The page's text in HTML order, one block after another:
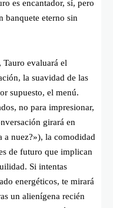
es encantador, sí, pero
banquete eterno sin
Tauro evaluará el
la suavidad de las
supuesto, el menú.
no para impresionar,
girará en
a nuez?»), la comodidad
de futuro que implican
Si intentas
energéticos, te mirará
un alienígena recién